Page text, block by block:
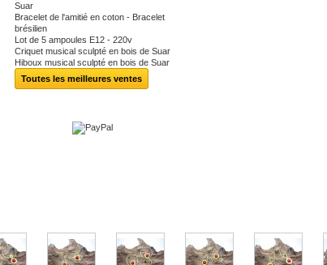
Suar
Bracelet de l'amitié en coton - Bracelet
brésilien
Lot de 5 ampoules E12 - 220v
Criquet musical sculpté en bois de Suar
Hiboux musical sculpté en bois de Suar
Toutes les meilleures ventes